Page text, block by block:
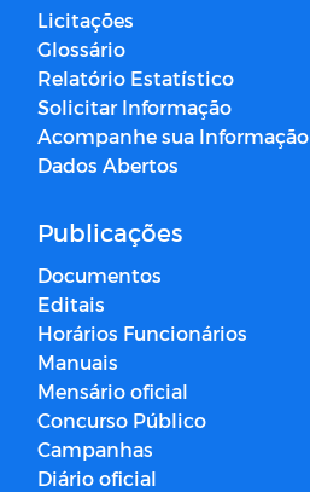
Licitações
Glossário
Relatório Estatístico
Solicitar Informação
Acompanhe sua Informação
Dados Abertos
Publicações
Documentos
Editais
Horários Funcionários
Manuais
Mensário oficial
Concurso Público
Campanhas
Diário oficial